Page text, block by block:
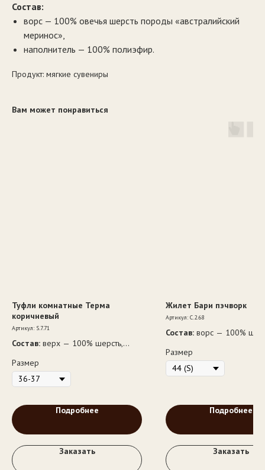
Состав:
ворс — 100% овечья шерсть породы «австралийский
меринос»,
наполнитель — 100% полиэфир.
Продукт: мягкие сувениры
Вам может понравиться
Туфли комнатные Терма
коричневый
Артикул: S.7.71
Состав: верх — 100% шерсть,
подошва — ЭВА
Размер
Подробнее
Заказать
Жилет Бари пэчворк
Артикул: С.2.68
Состав: ворс — 100%
Размер
Подробнее
Заказать